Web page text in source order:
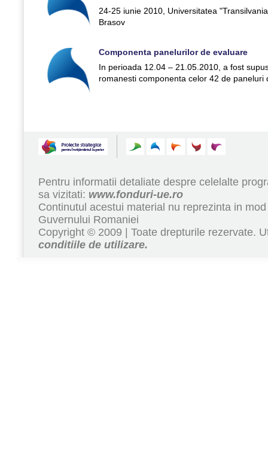
24-25 iunie 2010, Universitatea
Brasov
Componenta panelurilor de evaluare
In perioada 12.04 – 21.05.2010, a fost
romanesti componenta celor 42 de paneluri
Pentru informatii detaliate despre celelalte
sa vizitati: www.fonduri-ue.ro
Continutul acestui material nu reprezinta in
Guvernului Romaniei
Copyright © 2009 | Toate drepturile rezervate.
conditiile de utilizare.